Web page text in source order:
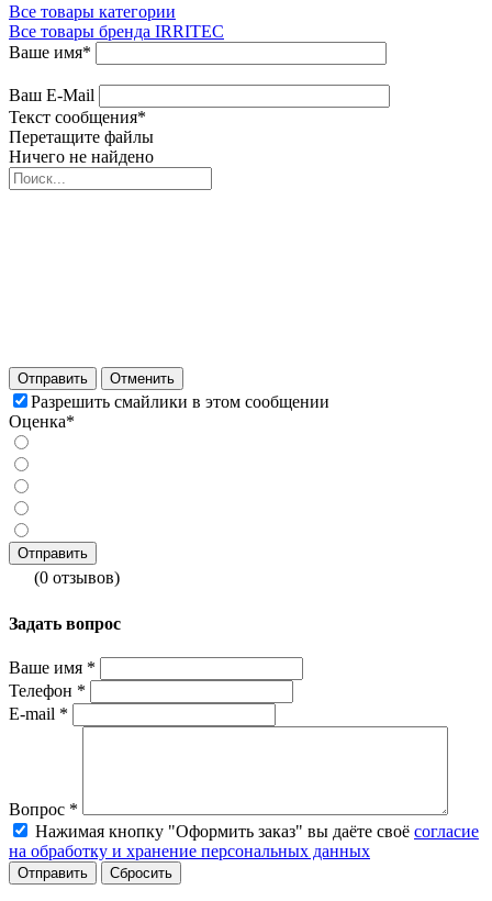
Все товары категории
Все товары бренда IRRITEC
Ваше имя*
Ваш E-Mail
Текст сообщения*
Перетащите файлы
Ничего не найдено
Отправить Отменить
Разрешить смайлики в этом сообщении
Оценка*
(0 отзывов)
Задать вопрос
Ваше имя *
Телефон *
E-mail *
Вопрос *
Нажимая кнопку "Оформить заказ" вы даёте своё согласие
на обработку и хранение персональных данных
Сбросить